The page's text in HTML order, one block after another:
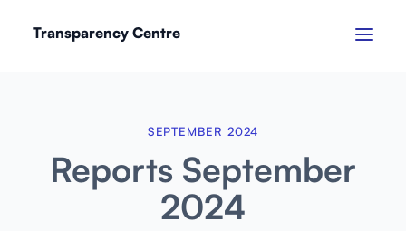
Transparency Centre
SEPTEMBER 2024
Reports September
2024